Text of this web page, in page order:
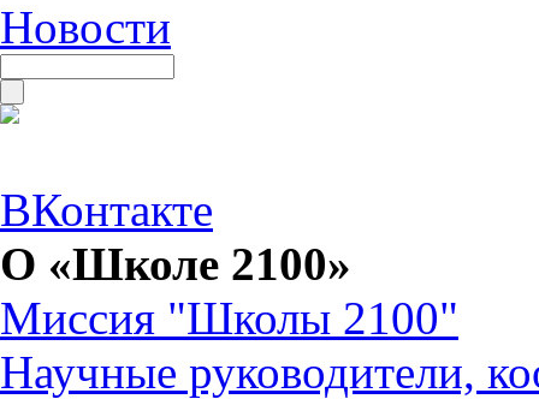
Новости
ВКонтакте
О «Школе 2100»
Миссия "Школы 2100"
Научные руководители,